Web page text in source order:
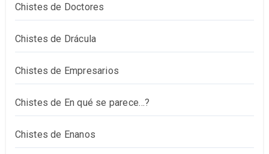
Chistes de Doctores
Chistes de Drácula
Chistes de Empresarios
Chistes de En qué se parece…?
Chistes de Enanos